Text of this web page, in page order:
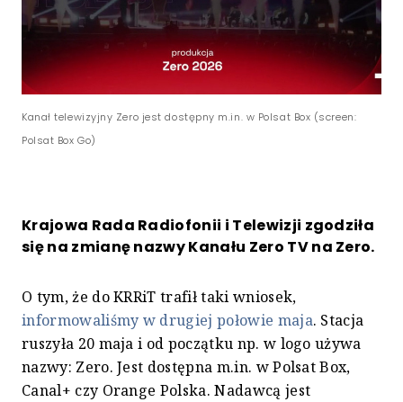
Kanał telewizyjny Zero jest dostępny m.in. w Polsat Box (screen:
Polsat Box Go)
Krajowa Rada Radiofonii i Telewizji zgodziła
się na zmianę nazwy Kanału Zero TV na Zero.
O tym, że do KRRiT trafił taki wniosek,
informowaliśmy w drugiej połowie maja. Stacja
ruszyła 20 maja i od początku np. w logo używa
nazwy: Zero. Jest dostępna m.in. w Polsat Box,
Canal+ czy Orange Polska. Nadawcą jest